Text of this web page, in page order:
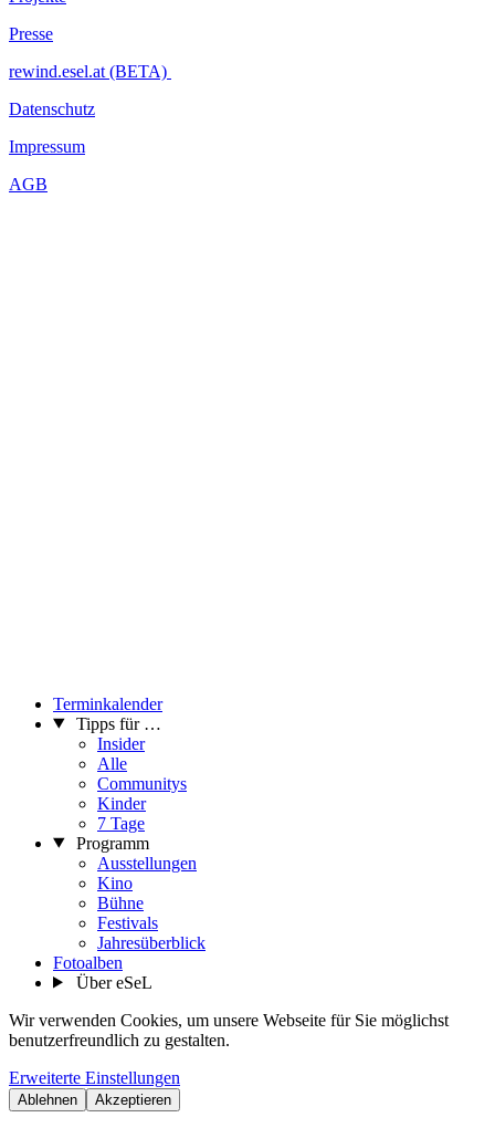
Presse
rewind.esel.at (BETA)
Datenschutz
Impressum
AGB
Terminkalender
Tipps für …
Insider
Alle
Communitys
Kinder
7 Tage
Programm
Ausstellungen
Kino
Bühne
Festivals
Jahresüberblick
Fotoalben
Über eSeL
Wir verwenden Cookies, um unsere Webseite für Sie möglichst
benutzerfreundlich zu gestalten.
Erweiterte Einstellungen
Ablehnen Akzeptieren